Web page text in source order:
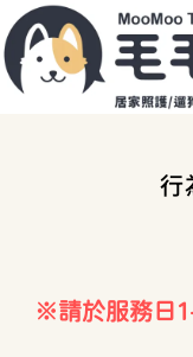
至
主
要
內
行
※請於服務日